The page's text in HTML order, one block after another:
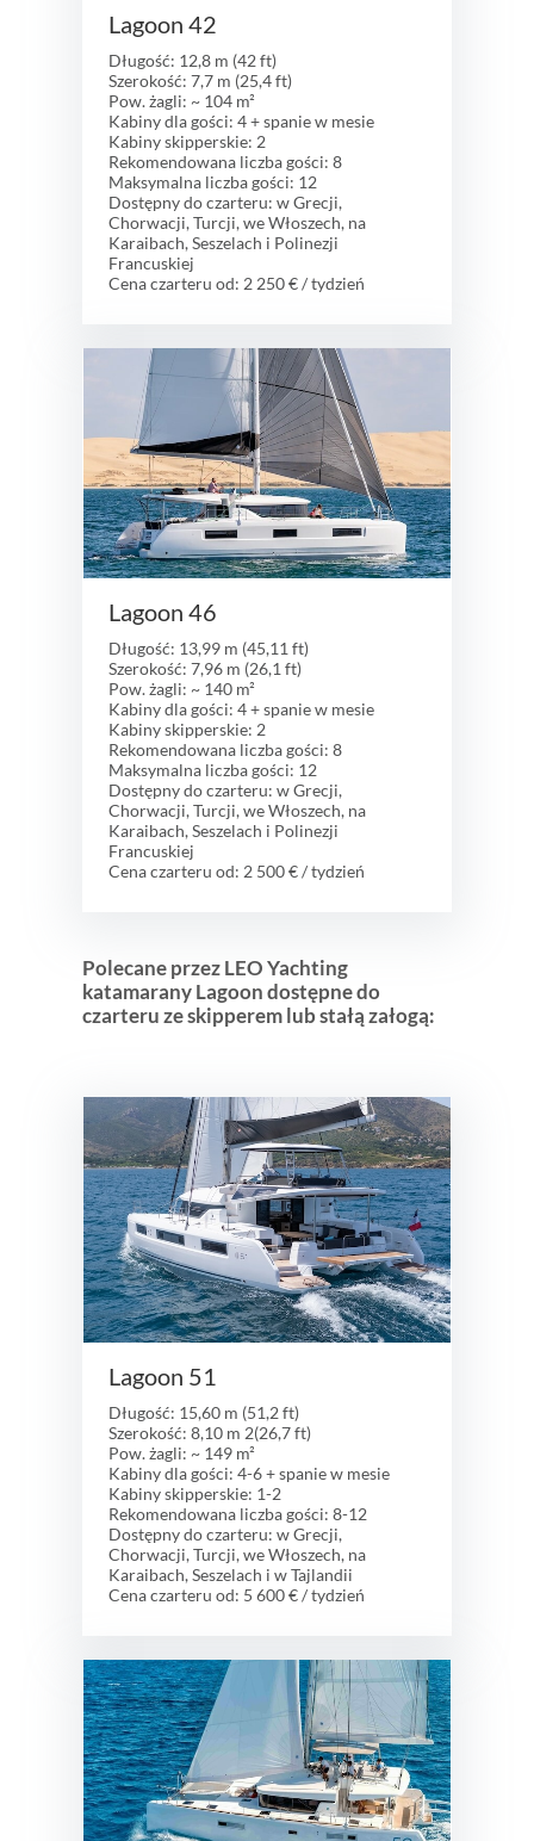
Lagoon 42
Długość: 12,8 m (42 ft)
Szerokość: 7,7 m (25,4 ft)
Pow. żagli: ~ 104 m²
Kabiny dla gości: 4 + spanie w mesie
Kabiny skipperskie: 2
Rekomendowana liczba gości: 8
Maksymalna liczba gości: 12
Dostępny do czarteru: w Grecji,
Chorwacji, Turcji, we Włoszech, na
Karaibach, Seszelach i Polinezji
Francuskiej
Cena czarteru od: 2 250 € / tydzień
Lagoon 46
Długość: 13,99 m (45,11 ft)
Szerokość: 7,96 m (26,1 ft)
Pow. żagli: ~ 140 m²
Kabiny dla gości: 4 + spanie w mesie
Kabiny skipperskie: 2
Rekomendowana liczba gości: 8
Maksymalna liczba gości: 12
Dostępny do czarteru: w Grecji,
Chorwacji, Turcji, we Włoszech, na
Karaibach, Seszelach i Polinezji
Francuskiej
Cena czarteru od: 2 500 € / tydzień
Polecane przez LEO Yachting
katamarany Lagoon dostępne do
czarteru ze skipperem lub stałą załogą:
Lagoon 51
Długość: 15,60 m (51,2 ft)
Szerokość: 8,10 m 2(26,7 ft)
Pow. żagli: ~ 149 m²
Kabiny dla gości: 4-6 + spanie w mesie
Kabiny skipperskie: 1-2
Rekomendowana liczba gości: 8-12
Dostępny do czarteru: w Grecji,
Chorwacji, Turcji, we Włoszech, na
Karaibach, Seszelach i w Tajlandii
Cena czarteru od: 5 600 € / tydzień